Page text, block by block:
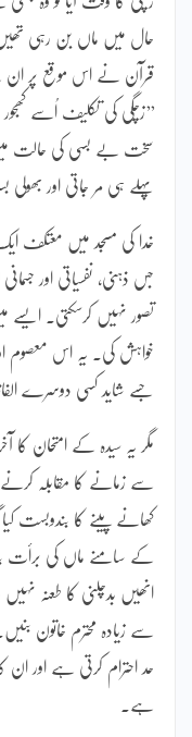
حال میں ماں بن رہی تھیں
قرآن نے اس موقع پر ان
’’زچگی کی تکلیف اُسے
سخت بے بسی کی حالت
پہلے ہی مر جاتی اور بھولی بسری
خدا کی مسجد میں معتکف
جس ذہنی، نفسیاتی اور
تصور نہیں کرسکتی۔ ایسے
خواہش کی۔ یہ اس معصوم
جسے شاید کسی دوسرے
مگر یہ سیدہ کے امتحان کا
سے زمانے کا مقابلہ
کھانے پینے کا بندوبست کیا
کے سامنے ماں کی برأت
انھیں بدچلنی کا طعنہ
سے زیادہ محترم خاتون
حد احترام کرتی ہے اور
ہے۔